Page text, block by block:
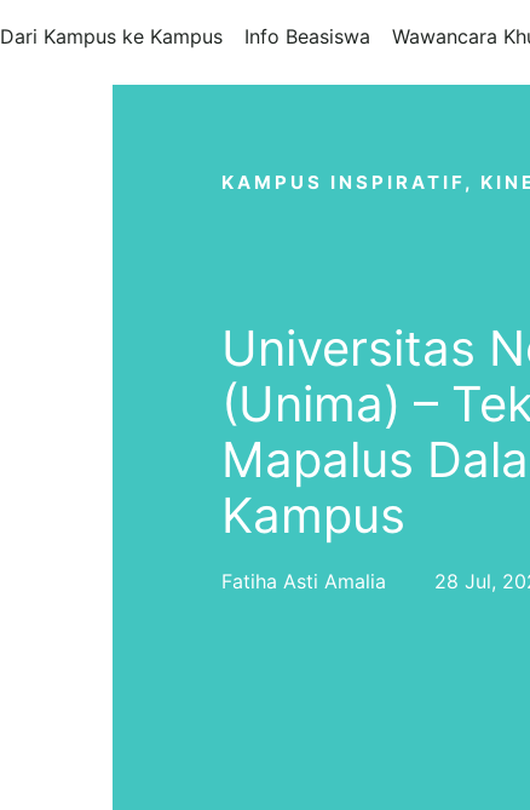
Dari Kampus ke Kampus Info Beasiswa Wawancara
KAMPUS INSPIRATIF,
Universitas
(Unima) –
Mapalus
Kampus
Fatiha Asti Amalia 28 Jul,